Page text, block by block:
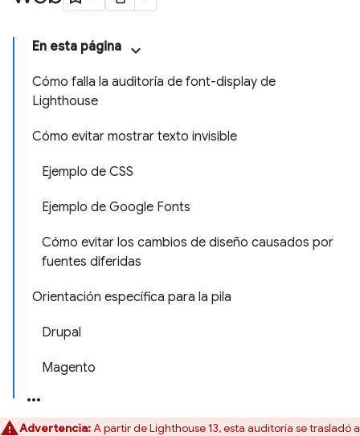
En esta página
Cómo falla la auditoría de font-display de
Lighthouse
Cómo evitar mostrar texto invisible
Ejemplo de CSS
Ejemplo de Google Fonts
Cómo evitar los cambios de diseño causados por
fuentes diferidas
Orientación específica para la pila
Drupal
Magento
Advertencia:A partir de Lighthouse 13, esta auditoría se trasladó a